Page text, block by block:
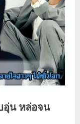
อุ่น หล่อจน